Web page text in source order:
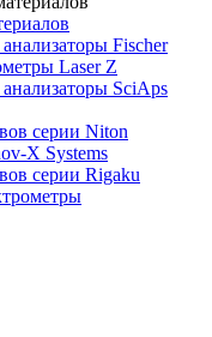
Fischer
Laser Z
SciAps
серии Niton
X Systems
серии Rigaku